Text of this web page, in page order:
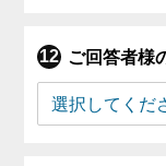
ご回答者様